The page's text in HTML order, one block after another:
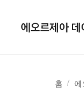
에오르제아
홈 에